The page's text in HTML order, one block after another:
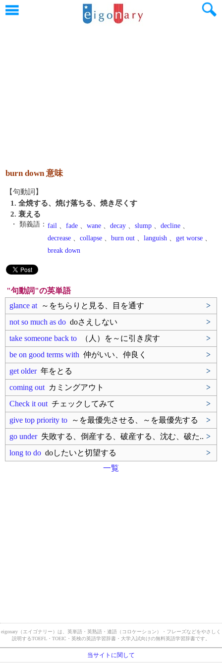
burn down 意味
【句動詞】
1. 全焼する、焼け落ちる、焼き尽くす
2. 衰える
・ 類義語： fail 、 fade 、 wane 、 decay 、 slump 、 decline 、
decrease 、 collapse 、 burn out 、 languish 、 get worse 、
break down
"句動詞"の英単語
glance at ～をちらりと見る、目を通す
>
not so much as do doさえしない
>
take someone back to （人）を～に引き戻す
>
be on good terms with 仲がいい、仲良く
>
get older年をとる
>
coming out カミングアウト
>
Check it out チェックしてみて
>
give top priority to ～を最優先させる、～を最優先する
>
go under失敗する、倒産する、破産する、沈む、破た.. >
long to do doしたいと切望する
>
一覧
eigonary（エイゴナリー）は、英単語・英熟語・連語（コロケーション）・フレーズなどをやさしく
説明するTOEFL・TOEIC・英検の英語学習辞書・大学入試向けの無料英語学習辞書です。
当サイトに関して